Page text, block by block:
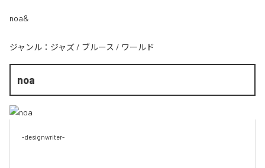
noa&
ジャンル： ジャズ / ブルース / ワールド
noa
-designwriter-